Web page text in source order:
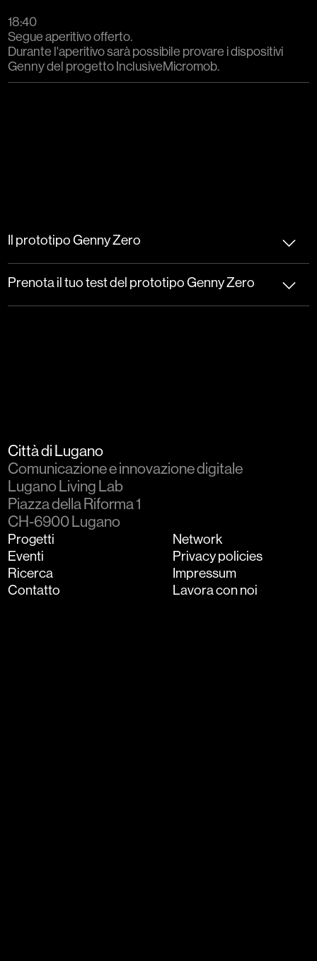
18:40
Segue aperitivo offerto.
Durante l'aperitivo sarà possibile provare i dispositivi
Genny del progetto InclusiveMicromob.
Il prototipo Genny Zero
Prenota il tuo test del prototipo Genny Zero
Città di Lugano
Comunicazione e innovazione digitale
Lugano Living Lab
Piazza della Riforma 1
CH-6900 Lugano
Progetti
Eventi
Ricerca
Contatto
Network
Privacy policies
Impressum
Lavora con noi